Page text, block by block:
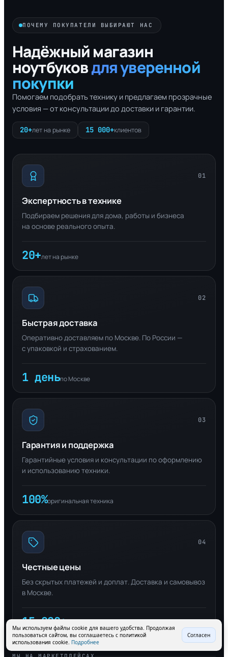
ПОЧЕМУ ПОКУПАТЕЛИ ВЫБИРАЮТ НАС
Надёжный магазин
ноутбуковдля уверенной
покупки
Помогаем подобрать технику и предлагаем прозрачные
условия — от консультации до доставки и гарантии.
20+лет на рынке 15 000+клиентов
01
Экспертность в технике
Подбираем решения для дома, работы и бизнеса
на основе реального опыта.
20+лет на рынке
02
Быстрая доставка
Оперативно доставляем по Москве. По России —
с упаковкой и страхованием.
1 деньпо Москве
03
Гарантия и поддержка
Гарантийные условия и консультации по оформлению
и использованию техники.
100%оригинальная техника
04
Честные цены
Без скрытых платежей и доплат. Доставка и самовывоз
в Москве.
15 000+
Мы используем файлы cookie для вашего удобства. Продолжая
пользоваться сайтом, вы соглашаетесь с политикой
использования cookie. Подробнее
Согласен